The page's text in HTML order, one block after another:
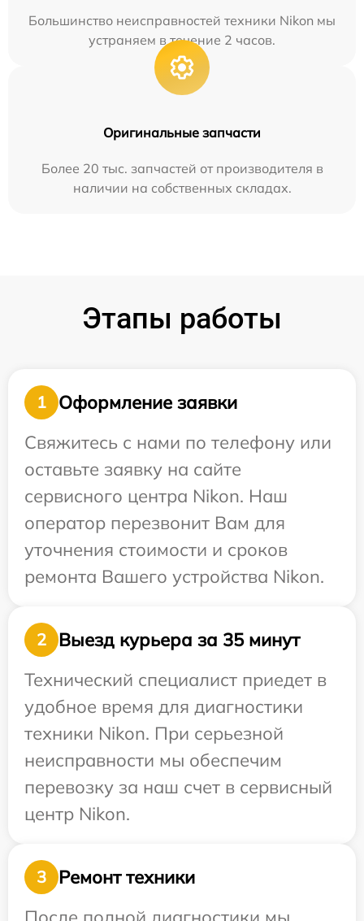
Большинство неисправностей техники Nikon мы
устраняем в течение 2 часов.
Оригинальные запчасти
Более 20 тыс. запчастей от производителя в
наличии на собственных складах.
Этапы работы
1
Оформление заявки
Свяжитесь с нами по телефону или
оставьте заявку на сайте
сервисного центра Nikon. Наш
оператор перезвонит Вам для
уточнения стоимости и сроков
ремонта Вашего устройства Nikon.
2
Выезд курьера за 35 минут
Технический специалист приедет в
удобное время для диагностики
техники Nikon. При серьезной
неисправности мы обеспечим
перевозку за наш счет в сервисный
центр Nikon.
3
Ремонт техники